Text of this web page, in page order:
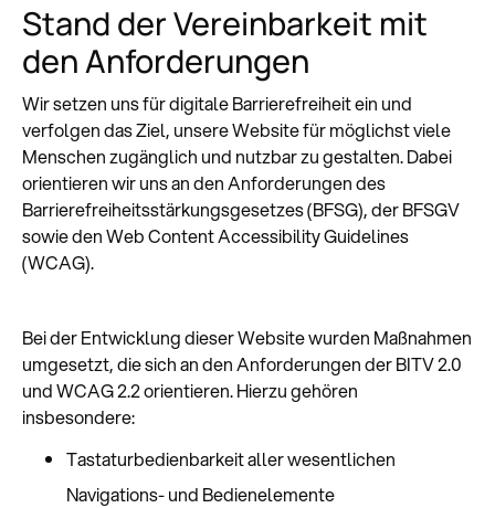
Stand der Vereinbarkeit mit
den Anforderungen
Wir setzen uns für digitale Barrierefreiheit ein und
verfolgen das Ziel, unsere Website für möglichst viele
Menschen zugänglich und nutzbar zu gestalten. Dabei
orientieren wir uns an den Anforderungen des
Barrierefreiheitsstärkungsgesetzes (BFSG), der BFSGV
sowie den Web Content Accessibility Guidelines
(WCAG).
Bei der Entwicklung dieser Website wurden Maßnahmen
umgesetzt, die sich an den Anforderungen der BITV 2.0
und WCAG 2.2 orientieren. Hierzu gehören
insbesondere:
Tastaturbedienbarkeit aller wesentlichen
Navigations- und Bedienelemente